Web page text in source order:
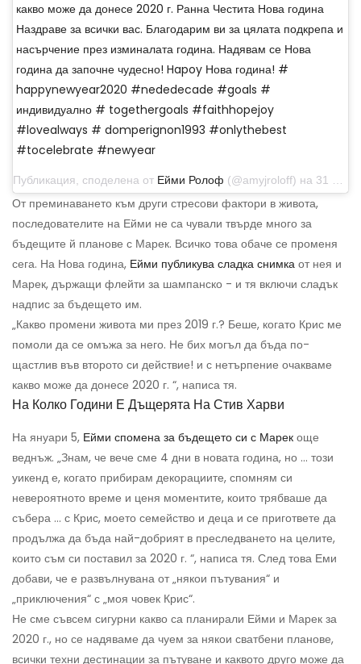
какво може да донесе 2020 г. Ранна Честита Нова година
Наздраве за всички вас. Благодарим ви за цялата подкрепа и
насърчение през изминалата година. Надявам се Нова
година да започне чудесно! Hapoy Нова година! #
happynewyear2020 #nededecade #goals #
индивидуално # togethergoals #faithhopejoy
#lovealways # domperignon1993 #onlythebest
#tocelebrate #newyear
Публикация, споделена от Ейми Ролоф (@amyjroloff) на 31 декември 2019 г. в 18:56 ч. PST
От преминаването към други стресови фактори в живота,
последователите на Ейми не са чували твърде много за
бъдещите й планове с Марек. Всичко това обаче се променя
сега. На Нова година, Ейми публикува сладка снимка от нея и
Марек, държащи флейти за шампанско - и тя включи сладък
надпис за бъдещето им.
„Какво промени живота ми през 2019 г.? Беше, когато Крис ме
помоли да се омъжа за него. Не бих могъл да бъда по-
щастлив във второто си действие! и с нетърпение очакваме
какво може да донесе 2020 г. “, написа тя.
На Колко Години Е Дъщерята На Стив Харви
На януари 5, Ейми спомена за бъдещето си с Марек още
веднъж. „Знам, че вече сме 4 дни в новата година, но ... този
уикенд е, когато прибирам декорациите, спомням си
невероятното време и ценя моментите, които трябваше да
събера ... с Крис, моето семейство и деца и се пригответе да
продължа да бъда най-добрият в преследването на целите,
които съм си поставил за 2020 г. “, написа тя. След това Еми
добави, че е развълнувана от „някои пътувания“ и
„приключения“ с „моя човек Крис“.
Не сме съвсем сигурни какво са планирали Ейми и Марек за
2020 г., но се надяваме да чуем за някои сватбени планове,
всички техни дестинации за пътуване и каквото друго може да